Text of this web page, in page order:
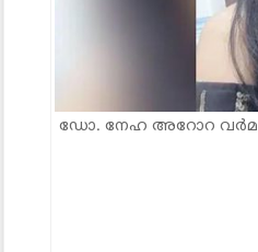
ഡോ. നേഹ അറോറ വർമ